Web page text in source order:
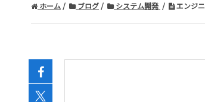
ホーム ブログ システム開発 エンジ